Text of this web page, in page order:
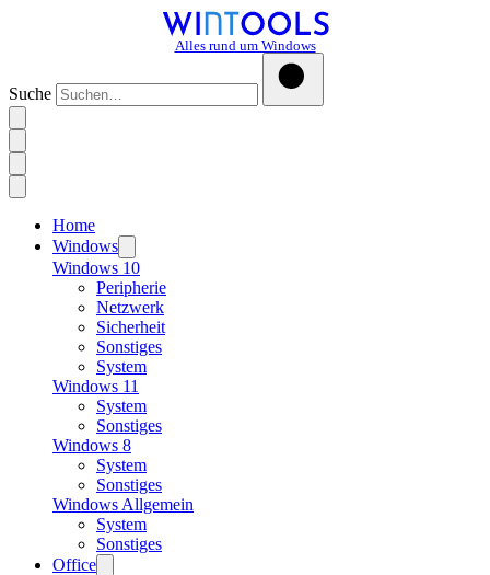
Alles rund um Windows
Suche
Home
Windows
Windows 10
Peripherie
Netzwerk
Sicherheit
Sonstiges
System
Windows 11
System
Sonstiges
Windows 8
System
Sonstiges
Windows Allgemein
System
Sonstiges
Office